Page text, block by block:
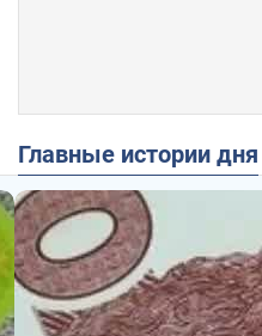
Главные истории дня